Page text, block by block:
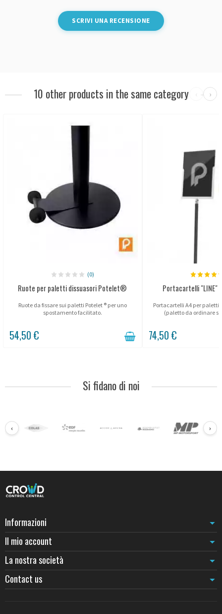
SCRIVI UNA RECENSIONE
10 other products in the same category ‹ ›
(0)
Ruote per paletti dissuasori Potelet®
Ruote da fissare sui paletti Potelet ® per uno
spostamento facilitato.
54,50 €
Portacartelli "LINE"
Portacartelli A4 per paletti
(paletto da ordinare
74,50 €
Si fidano di noi
‹ ›
Informazioni
Il mio account
La nostra società
Contact us